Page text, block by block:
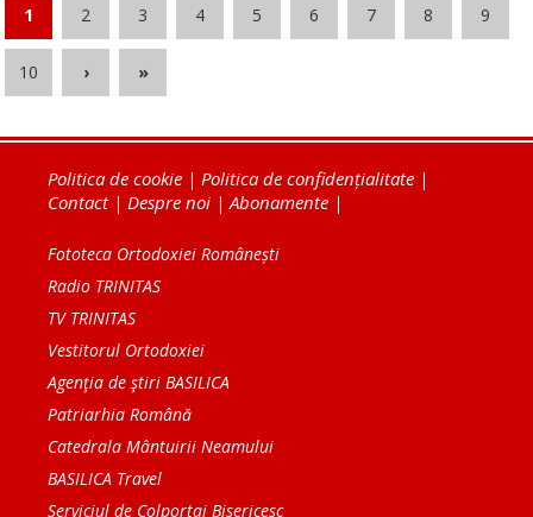
1 2 3 4 5 6 7 8 9
10 › »
Politica de cookie | Politica de confidențialitate |
Contact| Despre noi |Abonamente |
Fototeca Ortodoxiei Românești
Radio TRINITAS
TV TRINITAS
Vestitorul Ortodoxiei
Agenţia de ştiri BASILICA
Patriarhia Română
Catedrala Mântuirii Neamului
BASILICA Travel
Serviciul de Colportaj Bisericesc